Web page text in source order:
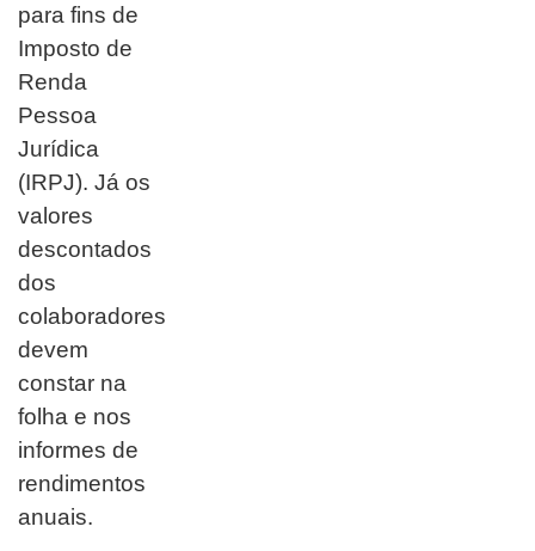
para fins de
Imposto de
Renda
Pessoa
Jurídica
(IRPJ). Já os
valores
descontados
dos
colaboradores
devem
constar na
folha e nos
informes de
rendimentos
anuais.